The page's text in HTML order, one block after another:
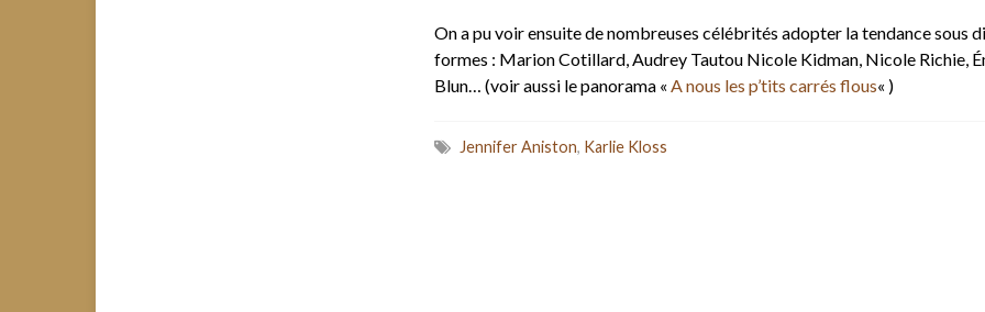
On a pu voir ensuite de nombreuses célébrités adopter la tendance sous
formes : Marion Cotillard, Audrey Tautou Nicole Kidman, Nicole Richie,
Blun… (voir aussi le panorama « A nous les p’tits carrés flous« )
Jennifer Aniston, Karlie Kloss